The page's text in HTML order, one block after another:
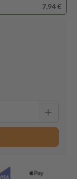
7,94 €